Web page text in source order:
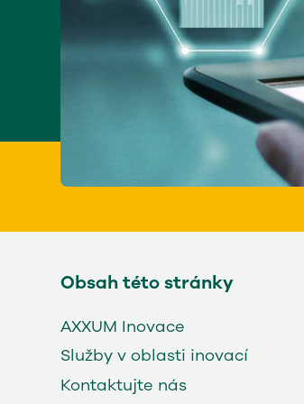
Obsah této stránky
AXXUM Inovace
Služby v oblasti inovací
Kontaktujte nás